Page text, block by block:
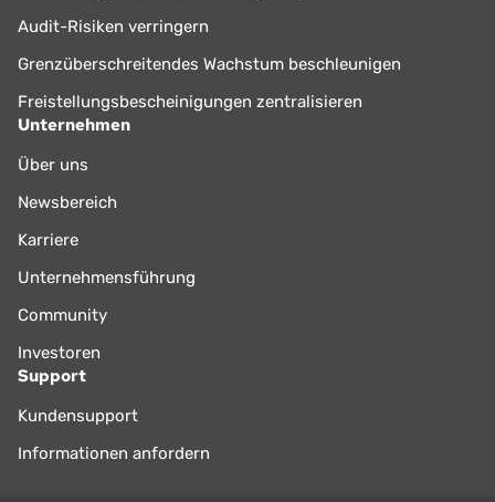
Audit-Risiken verringern
Grenzüberschreitendes Wachstum beschleunigen
Freistellungsbescheinigungen zentralisieren
Unternehmen
Über uns
Newsbereich
Karriere
Unternehmensführung
Community
Investoren
Support
Kundensupport
Informationen anfordern